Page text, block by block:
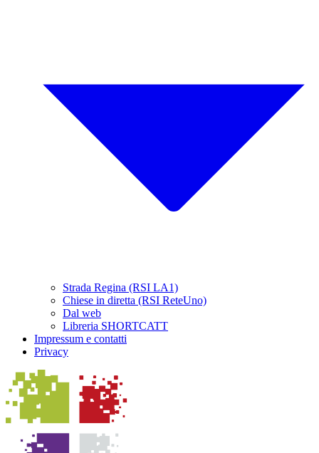
Strada Regina (RSI LA1)
Chiese in diretta (RSI ReteUno)
Dal web
Libreria SHORTCATT
Impressum e contatti
Privacy